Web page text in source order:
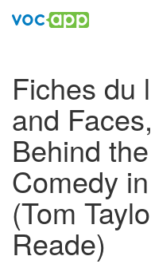
Fiches du
and
Behind
Comedy
(Tom
Reade)